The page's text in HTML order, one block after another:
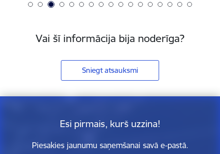
Vai šī informācija bija noderīga?
Sniegt atsauksmi
Esi pirmais, kurš uzzina!
Piesakies jaunumu saņemšanai savā e-pastā.